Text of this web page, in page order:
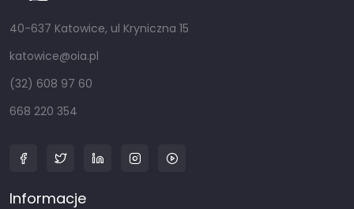
40-637 Katowice, ul Kryniczna 15
katowice@oia.pl
(32) 608 97 60
668 220 354
Informacje